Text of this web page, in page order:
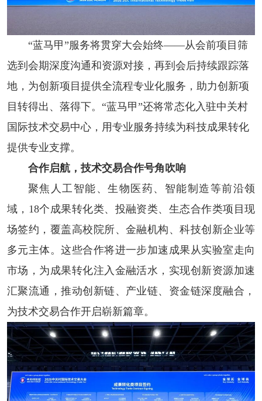
“蓝马甲”服务将贯穿大会始终——从会前项目筛
选到会期深度沟通和资源对接，再到会后持续跟踪落
地，为创新项目提供全流程专业化服务，助力创新项
目转得出、落得下。“蓝马甲”还将常态化入驻中关村
国际技术交易中心，用专业服务持续为科技成果转化
提供专业支撑。
合作启航， 技术交易合作号角吹响
聚焦人工智能、生物医药、智能制造等前沿领
域，18个成果转化类、投融资类、生态合作类项目现
场签约，覆盖高校院所、金融机构、科技创新企业等
多元主体。这些合作将进一步加速成果从实验室走向
市场，为成果转化注入金融活水，实现创新资源加速
汇聚流通，推动创新链、产业链、资金链深度融合，
为技术交易合作开启崭新篇章。